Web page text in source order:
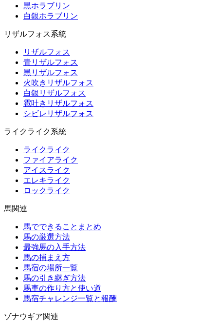
黒ホラブリン
白銀ホラブリン
リザルフォス系統
リザルフォス
青リザルフォス
黒リザルフォス
火吹きリザルフォス
白銀リザルフォス
雹吐きリザルフォス
シビレリザルフォス
ライクライク系統
ライクライク
ファイアライク
アイスライク
エレキライク
ロックライク
馬関連
馬でできることまとめ
馬の厳選方法
最強馬の入手方法
馬の捕まえ方
馬宿の場所一覧
馬の引き継ぎ方法
馬車の作り方と使い道
馬宿チャレンジ一覧と報酬
ゾナウギア関連